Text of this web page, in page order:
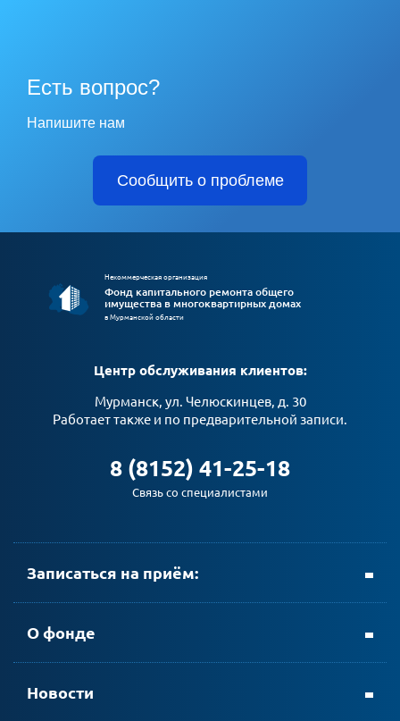
Есть вопрос?
Напишите нам
Сообщить о проблеме
Некоммерческая организация
Фонд капитального ремонта общего
имущества в многоквартирных домах
в Мурманской области
Центр обслуживания клиентов:
Мурманск, ул. Челюскинцев, д. 30
Работает также и по предварительной записи.
8 (8152) 41-25-18
Связь со специалистами
Записаться на приём:
О фонде
Новости